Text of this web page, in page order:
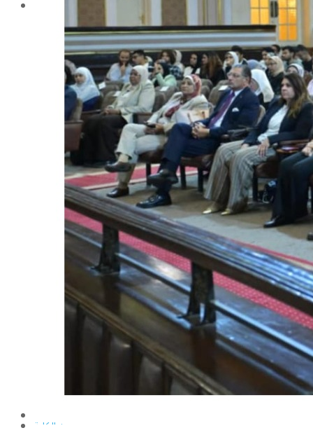
الأقسام العلمية
الإجتماع الريفي والإرشاد الزراعي
الأراضى
الإقتصاد الزراعى
الألـــبان
أمراض النبات
الإنتاج الحيواني
بساتين الزينة
بساتين الفاكهة
الحشرات الإقتصادية والمبيدات
الحيوان والنيماتولوجيا الزراعية
الخضر
الصناعات الغذائية
الكيميـــاء الحيوية
النبات الزراعى
المحاصيل
الميكروبيولوجيا الزراعية
الهندسة الزراعية
الوراثة
البرامج التعليمية
برامج اللغة العربية
برامج اللغة الانجليزية
عن الكلية